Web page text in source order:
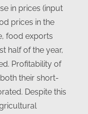
in prices (input
prices in the
food exports
half of the year,
Profitability of
their short-
Despite this